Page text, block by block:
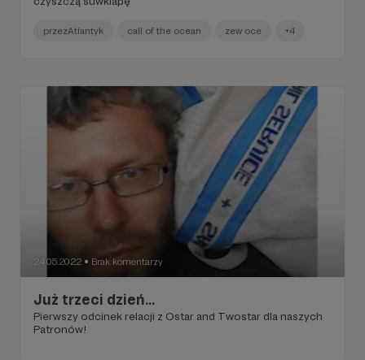
przezAtlantyk call of the ocean zew oce +4
24.05.2022 ● Brak komentarzy
Już trzeci dzień...
Pierwszy odcinek relacji z Ostar and Twostar dla naszych
Patronów!